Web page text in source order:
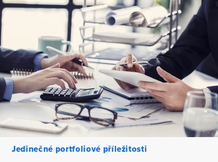
Jedinečné portfoliové příležitosti